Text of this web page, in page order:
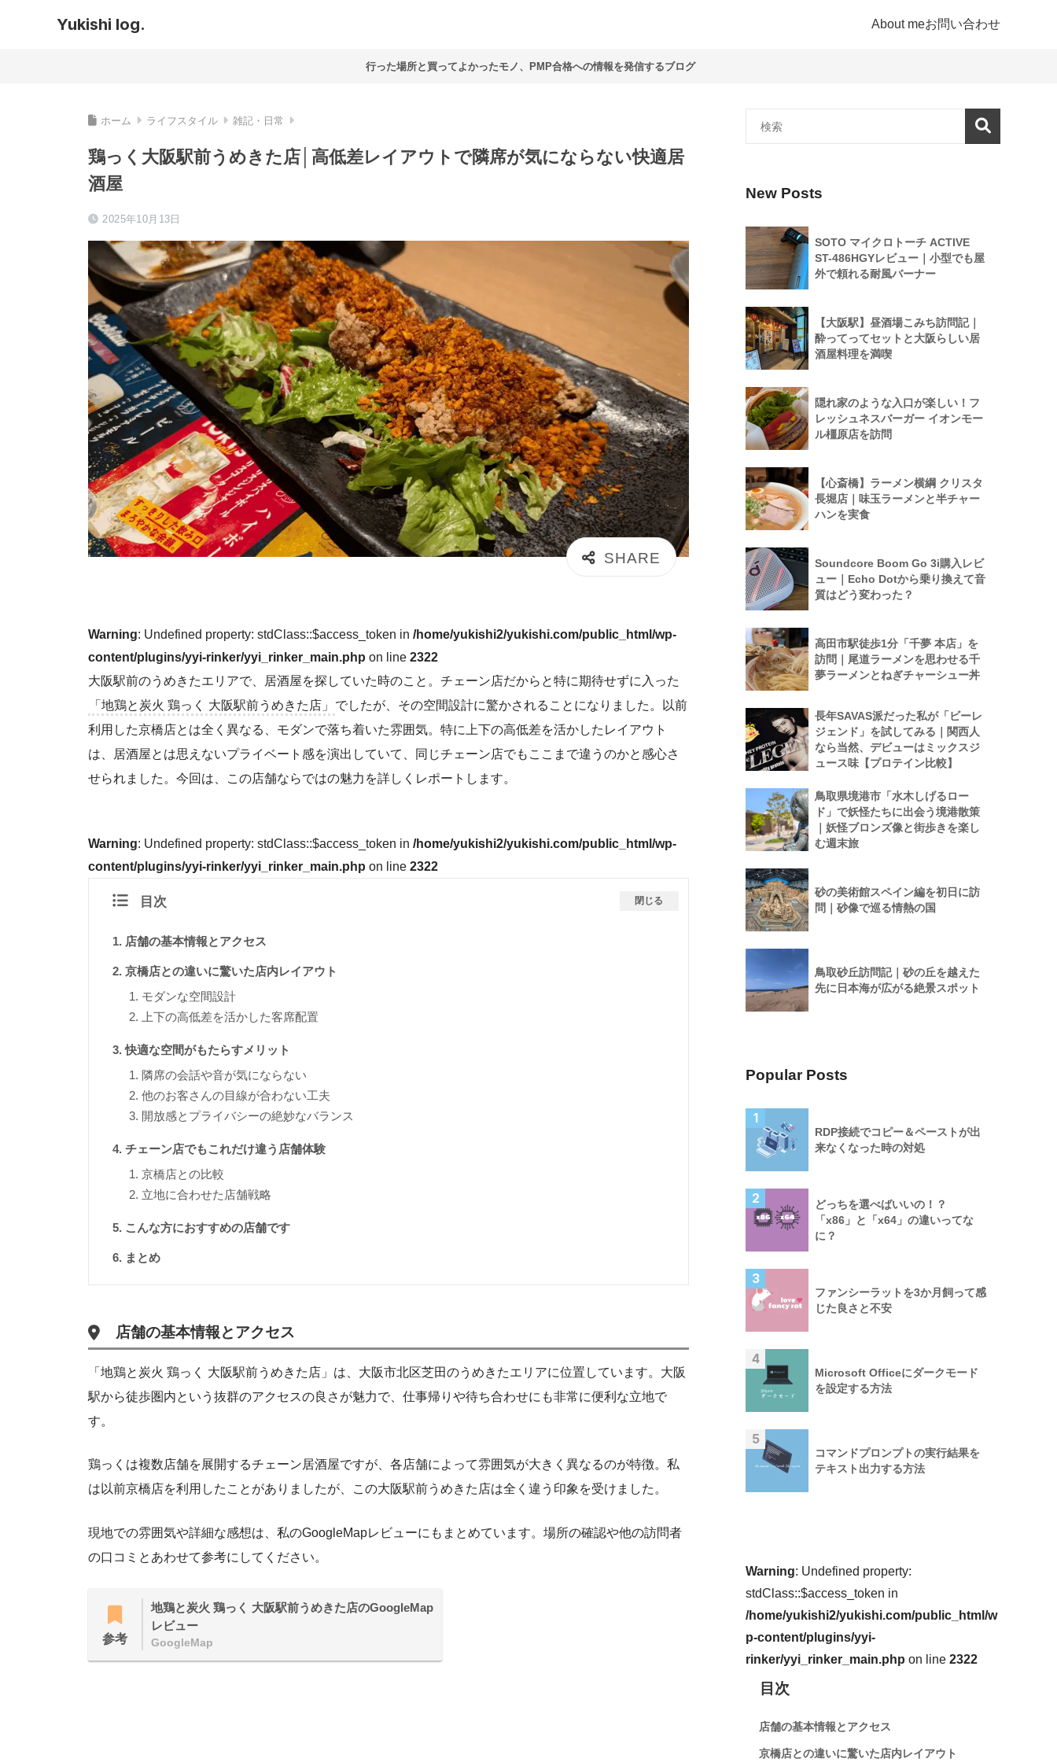
Yukishi log. About meお問い合わせ
行った場所と買ってよかったモノ、PMP合格への情報を発信するブログ
ホーム ライフスタイル 雑記・日常
鶏っく大阪駅前うめきた店│高低差レイアウトで隣席が気にならない快適居
酒屋
2025年10月13日
Warning: Undefined property: stdClass::$access_token in /home/yukishi2/yukishi.com/public_html/wp-
content/plugins/yyi-rinker/yyi_rinker_main.php on line 2322
大阪駅前のうめきたエリアで、居酒屋を探していた時のこと。チェーン店だからと特に期待せずに入った
「地鶏と炭火 鶏っく 大阪駅前うめきた店」
でしたが、その空間設計に驚かされることになりました。以前
利用した京橋店とは全く異なる、モダンで落ち着いた雰囲気。特に上下の高低差を活かしたレイアウト
は、居酒屋とは思えないプライベート感を演出していて、同じチェーン店でもここまで違うのかと感心さ
せられました。今回は、この店舗ならではの魅力を詳しくレポートします。
Warning: Undefined property: stdClass::$access_token in /home/yukishi2/yukishi.com/public_html/wp-
content/plugins/yyi-rinker/yyi_rinker_main.php on line 2322
目次 閉じる
店舗の基本情報とアクセス
京橋店との違いに驚いた店内レイアウト
モダンな空間設計
上下の高低差を活かした客席配置
快適な空間がもたらすメリット
隣席の会話や音が気にならない
他のお客さんの目線が合わない工夫
開放感とプライバシーの絶妙なバランス
チェーン店でもこれだけ違う店舗体験
京橋店との比較
立地に合わせた店舗戦略
こんな方におすすめの店舗です
まとめ
店舗の基本情報とアクセス
「地鶏と炭火 鶏っく 大阪駅前うめきた店」は、大阪市北区芝田のうめきたエリアに位置しています。大阪
駅から徒歩圏内という抜群のアクセスの良さが魅力で、仕事帰りや待ち合わせにも非常に便利な立地で
す。
鶏っくは複数店舗を展開するチェーン居酒屋ですが、各店舗によって雰囲気が大きく異なるのが特徴。私
は以前京橋店を利用したことがありましたが、この大阪駅前うめきた店は全く違う印象を受けました。
現地での雰囲気や詳細な感想は、私のGoogleMapレビューにもまとめています。場所の確認や他の訪問者
の口コミとあわせて参考にしてください。
参考
地鶏と炭火 鶏っく 大阪駅前うめきた店のGoogleMap
レビュー
GoogleMap
New Posts
SOTO マイクロトーチ ACTIVE
ST-486HGYレビュー｜小型でも屋
外で頼れる耐風バーナー
【大阪駅】昼酒場こみち訪問記｜
酔ってってセットと大阪らしい居
酒屋料理を満喫
隠れ家のような入口が楽しい！フ
レッシュネスバーガー イオンモー
ル橿原店を訪問
【心斎橋】ラーメン横綱 クリスタ
長堀店｜味玉ラーメンと半チャー
ハンを実食
Soundcore Boom Go 3i購入レビ
ュー｜Echo Dotから乗り換えて音
質はどう変わった？
高田市駅徒歩1分「千夢 本店」を
訪問｜尾道ラーメンを思わせる千
夢ラーメンとねぎチャーシュー丼
長年SAVAS派だった私が「ビーレ
ジェンド」を試してみる｜関西人
なら当然、デビューはミックスジ
ュース味【プロテイン比較】
鳥取県境港市「水木しげるロー
ド」で妖怪たちに出会う境港散策
｜妖怪ブロンズ像と街歩きを楽し
む週末旅
砂の美術館スペイン編を初日に訪
問｜砂像で巡る情熱の国
鳥取砂丘訪問記｜砂の丘を越えた
先に日本海が広がる絶景スポット
Popular Posts
1
RDP接続でコピー＆ペーストが出
来なくなった時の対処
2
どっちを選べばいいの！？
「x86」と「x64」の違いってな
に？
3
ファンシーラットを3か月飼って感
じた良さと不安
4
Microsoft Officeにダークモード
を設定する方法
5
コマンドプロンプトの実行結果を
テキスト出力する方法
Warning: Undefined property:
stdClass::$access_token in
/home/yukishi2/yukishi.com/public_html/w
p-content/plugins/yyi-
rinker/yyi_rinker_main.php on line 2322
目次
店舗の基本情報とアクセス
京橋店との違いに驚いた店内レイアウト